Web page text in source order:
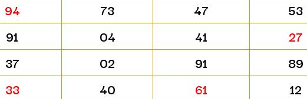
94
73 47 53
91
04 41 27
37
02 91 89
33
40 61 12